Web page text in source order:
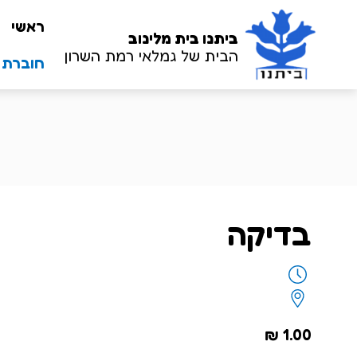
ביתנו בית מלינוב
הבית של גמלאי רמת השרון
ראשי
חוברת
בדיקה
₪ 1.00